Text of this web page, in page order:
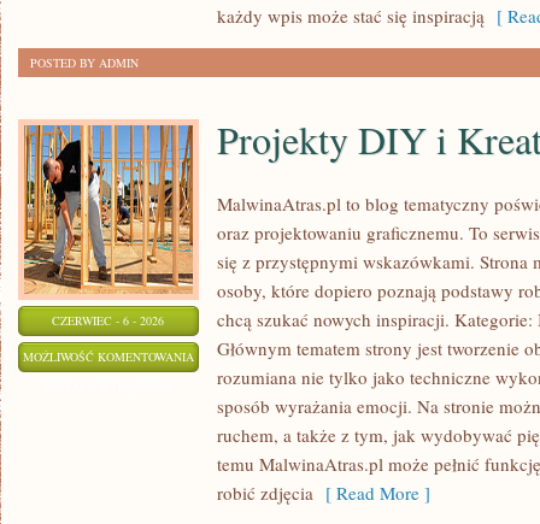
każdy wpis może stać się inspiracją [
POSTED BY ADMIN
CZERWIEC - 6 - 2026
MOŻLIWOŚĆ KOMENTOWANIA PROJEKTY
KREATYWNE
TRIKI
Projekty DIY i
MalwinaAtras.pl to blog tematyczny
oraz projektowaniu graficznemu. To
się z przystępnymi wskazówkami. Strona
osoby, które dopiero poznają podstawy
chcą szukać nowych inspiracji.
Głównym tematem strony jest tworzenie
rozumiana nie tylko jako techniczne
sposób wyrażania emocji. Na stronie
ruchem, a także z tym, jak wydobywać
temu MalwinaAtras.pl może pełnić
robić zdjęcia [ Read More ]